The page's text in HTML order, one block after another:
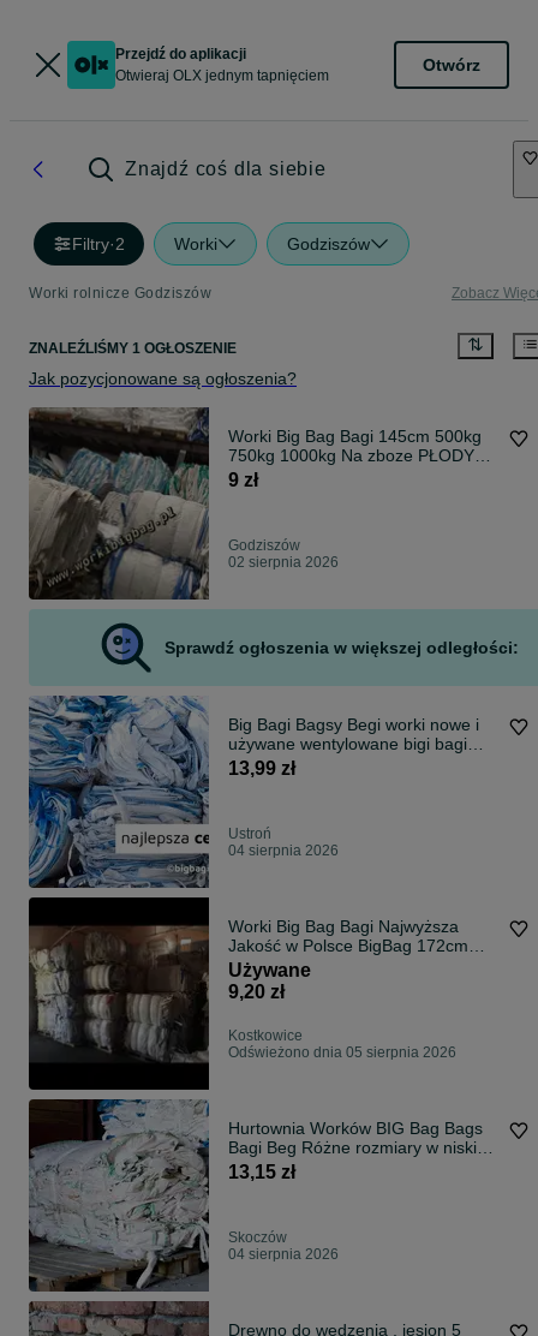
Przejdź do aplikacji
Otwieraj OLX jednym tapnięciem
Otwórz
Znajdź coś dla siebie
Filtry·2 Worki Godziszów
Worki rolnicze Godziszów Zobacz
ZNALEŹLIŚMY 1 OGŁOSZENIE
Jak pozycjonowane są ogłoszenia?
Worki Big Bag Bagi 145cm 500kg
750kg 1000kg Na zboze PŁODY
ROLNE
9 zł
Godziszów
02 sierpnia 2026
Sprawdź ogłoszenia w większej odległości:
Big Bagi Bagsy Begi worki nowe i
używane wentylowane bigi bagi
bags
13,99 zł
Ustroń
04 sierpnia 2026
Worki Big Bag Bagi Najwyższa
Jakość w Polsce BigBag 172cm
Wysylka 24H
Używane
9,20 zł
Kostkowice
Odświeżono dnia 05 sierpnia 2026
Hurtownia Worków BIG Bag Bags
Bagi Beg Różne rozmiary w niskiej
cenie
13,15 zł
Skoczów
04 sierpnia 2026
Drewno do wędzenia , jesion 5